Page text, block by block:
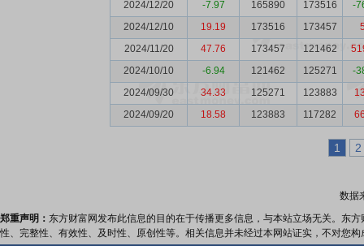
2024/12/20
-7.97 165890 173516
-
2024/12/10
19.19 173516 173457
2024/11/20
47.76 173457 121462
2024/10/10
-6.94 121462 125271
-
2024/09/30
34.33 125271 123883
2024/09/20
18.58 123883 117282
1 2
数据
郑重声明： 东方财富网发布此信息的目的在于传播更多信息，与本站立场无关。东
性、完整性、有效性、及时性、原创性等。相关信息并未经过本网站证实，不对您